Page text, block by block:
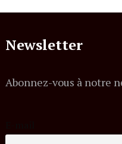
Newsletter
Abonnez-vous à notre